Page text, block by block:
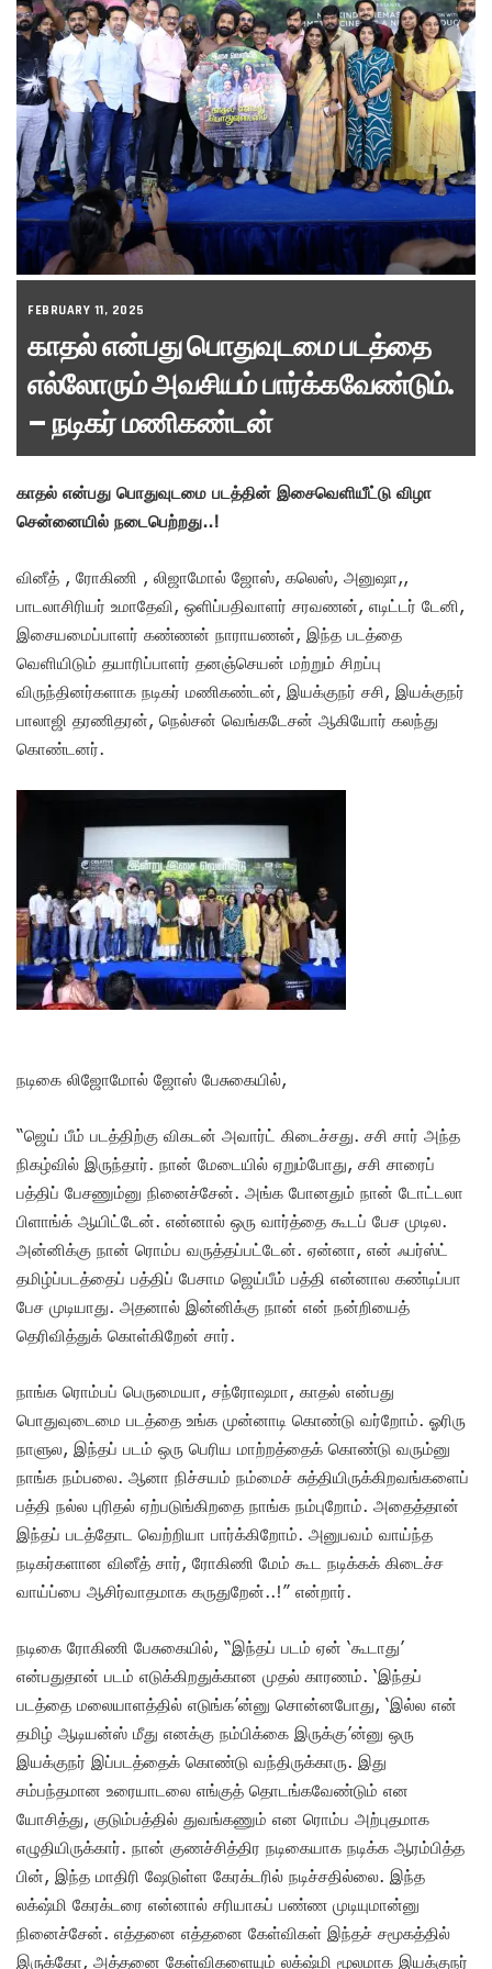
FEBRUARY 11, 2025
காதல் என்பது பொதுவுடமை படத்தை
எல்லோரும் அவசியம் பார்க்கவேண்டும்.
– நடிகர் மணிகண்டன்
காதல் என்பது பொதுவுடமை படத்தின் இசைவெளியீட்டு விழா
சென்னையில் நடைபெற்றது..!
வினீத் , ரோகிணி , லிஜாமோல் ஜோஸ், கலெஸ், அனுஷா,,
பாடலாசிரியர் உமாதேவி, ஒளிப்பதிவாளர் சரவணன், எடிட்டர் டேனி,
இசையமைப்பாளர் கண்ணன் நாராயணன், இந்த படத்தை
வெளியிடும் தயாரிப்பாளர் தனஞ்செயன் மற்றும் சிறப்பு
விருந்தினர்களாக நடிகர் மணிகண்டன், இயக்குநர் சசி, இயக்குநர்
பாலாஜி தரணிதரன், நெல்சன் வெங்கடேசன் ஆகியோர் கலந்து
கொண்டனர்.
நடிகை லிஜோமோல் ஜோஸ் பேசுகையில்,
“ஜெய் பீம் படத்திற்கு விகடன் அவார்ட் கிடைச்சது. சசி சார் அந்த
நிகழ்வில் இருந்தார். நான் மேடையில் ஏறும்போது, சசி சாரைப்
பத்திப் பேசணும்னு நினைச்சேன். அங்க போனதும் நான் டோட்டலா
பிளாங்க் ஆயிட்டேன். என்னால் ஒரு வார்த்தை கூடப் பேச முடில.
அன்னிக்கு நான் ரொம்ப வருத்தப்பட்டேன். ஏன்னா, என் ஃபர்ஸ்ட்
தமிழ்ப்படத்தைப் பத்திப் பேசாம ஜெய்பீம் பத்தி என்னால கண்டிப்பா
பேச முடியாது. அதனால் இன்னிக்கு நான் என் நன்றியைத்
தெரிவித்துக் கொள்கிறேன் சார்.
நாங்க ரொம்பப் பெருமையா, சந்ரோஷமா, காதல் என்பது
பொதுவுடைமை படத்தை உங்க முன்னாடி கொண்டு வர்றோம். ஓரிரு
நாளுல, இந்தப் படம் ஒரு பெரிய மாற்றத்தைக் கொண்டு வரும்னு
நாங்க நம்பலை. ஆனா நிச்சயம் நம்மைச் சுத்தியிருக்கிறவங்களைப்
பத்தி நல்ல புரிதல் ஏற்படுங்கிறதை நாங்க நம்புறோம். அதைத்தான்
இந்தப் படத்தோட வெற்றியா பார்க்கிறோம். அனுபவம் வாய்ந்த
நடிகர்களான வினீத் சார், ரோகிணி மேம் கூட நடிக்கக் கிடைச்ச
வாய்ப்பை ஆசிர்வாதமாக கருதுறேன்..!” என்றார்.
நடிகை ரோகிணி பேசுகையில், “இந்தப் படம் ஏன் ‘கூடாது’
என்பதுதான் படம் எடுக்கிறதுக்கான முதல் காரணம். ‘இந்தப்
படத்தை மலையாளத்தில் எடுங்க’ன்னு சொன்னபோது, ‘இல்ல என்
தமிழ் ஆடியன்ஸ் மீது எனக்கு நம்பிக்கை இருக்கு’ன்னு ஒரு
இயக்குநர் இப்படத்தைக் கொண்டு வந்திருக்காரு. இது
சம்பந்தமான உரையாடலை எங்குத் தொடங்கவேண்டும் என
யோசித்து, குடும்பத்தில் துவங்கணும் என ரொம்ப அற்புதமாக
எழுதியிருக்கார். நான் குணச்சித்திர நடிகையாக நடிக்க ஆரம்பித்த
பின், இந்த மாதிரி ஷேடுள்ள கேரக்டரில் நடிச்சதில்லை. இந்த
லக்‌ஷ்மி கேரக்டரை என்னால் சரியாகப் பண்ண முடியுமான்னு
நினைச்சேன். எத்தனை எத்தனை கேள்விகள் இந்தச் சமூகத்தில்
இருக்கோ, அத்தனை கேள்விகளையும் லக்‌ஷ்மி மூலமாக இயக்குநர்